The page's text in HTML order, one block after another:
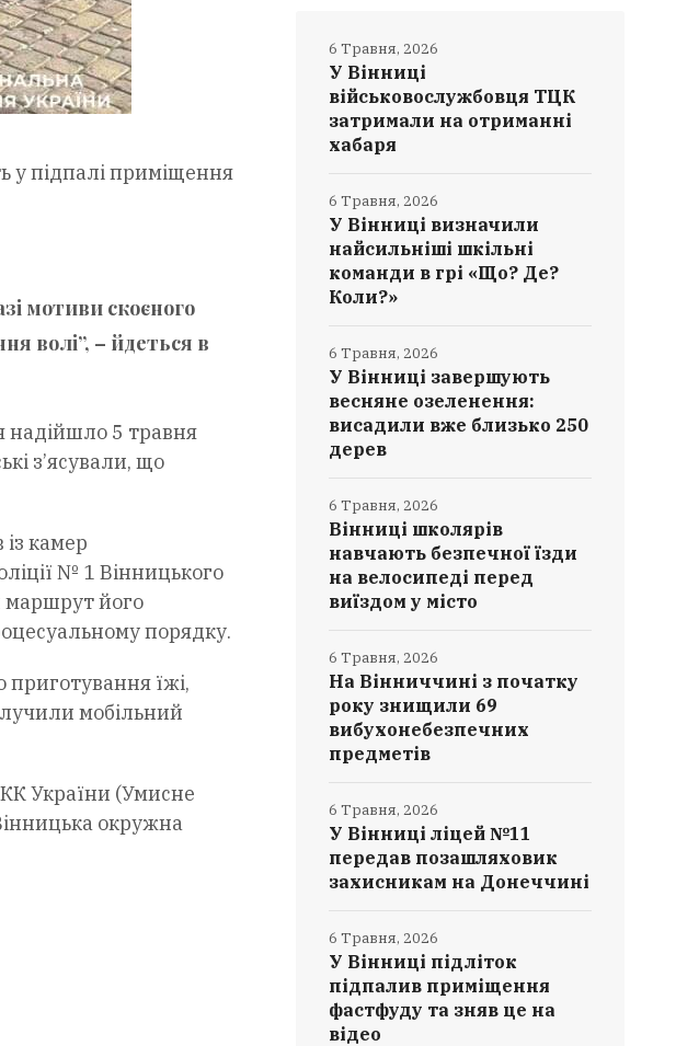
у підпалі приміщення
мотиви скоєного
волі”, – йдеться в
надійшло 5 травня
з’ясували, що
камер
№ 1 Вінницького
маршрут його
порядку.
їжі,
мобільний
України (Умисне
окружна
У Вінниці
військовослужбовця ТЦК
затримали на отриманні
хабаря
6 Травня, 2026
У Вінниці визначили
найсильніші шкільні
команди в грі «Що? Де?
Коли?»
6 Травня, 2026
У Вінниці завершують
весняне озеленення:
висадили вже близько 250
дерев
6 Травня, 2026
Вінниці школярів
навчають безпечної їзди
на велосипеді перед
виїздом у місто
6 Травня, 2026
На Вінниччині з початку
року знищили 69
вибухонебезпечних
предметів
6 Травня, 2026
У Вінниці ліцей №11
передав позашляховик
захисникам на Донеччині
6 Травня, 2026
У Вінниці підліток
підпалив приміщення
фастфуду та зняв це на
відео
6 Травня, 2026